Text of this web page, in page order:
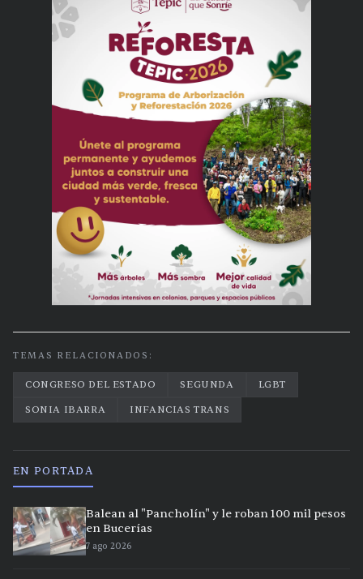
TEMAS RELACIONADOS:
CONGRESO DEL ESTADO SEGUNDA
LGBT
SONIA IBARRA
INFANCIAS TRANS
EN PORTADA
Balean al "Pancholín" y le roban 100 mil pesos
en Bucerías
7 ago 2026